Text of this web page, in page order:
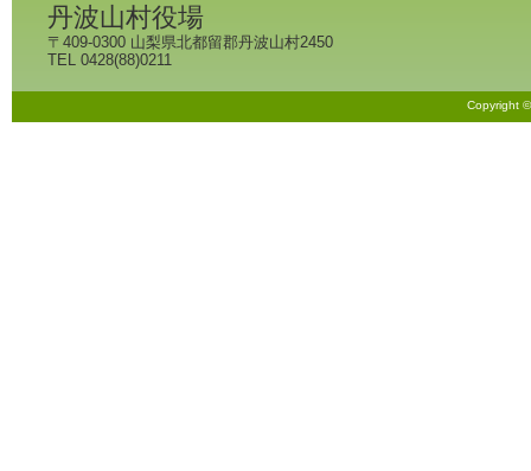
丹波山村役場
〒409-0300 山梨県北都留郡丹波山村2450
TEL 0428(88)0211
Copyright